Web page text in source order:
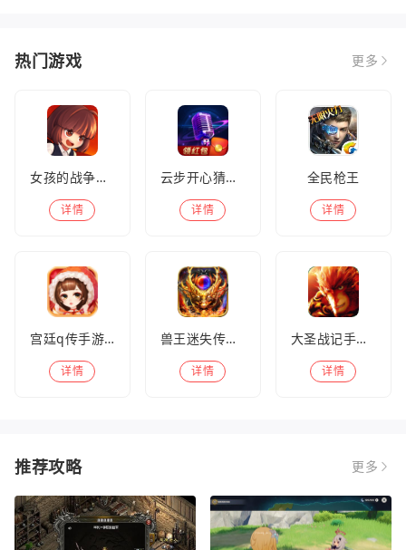
热门游戏 更多
女孩的战争手机版(暂未上线)
详情
云步开心猜歌名
详情
全民枪王
详情
宫廷q传手游百度版
详情
兽王迷失传奇高爆版
详情
大圣战记手游官方版
详情
推荐攻略 更多